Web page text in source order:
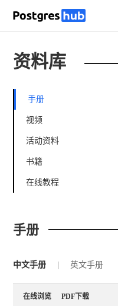
资料库
手册
视频
活动资料
书籍
在线教程
手册
中文手册 英文手册
在线浏览 PDF下载